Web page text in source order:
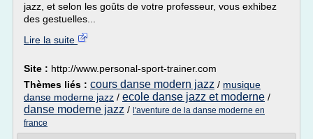
jazz, et selon les goûts de votre professeur, vous exhibez
des gestuelles...
Lire la suite
Site : http://www.personal-sport-trainer.com
Thèmes liés : cours danse modern jazz / musique
danse moderne jazz / ecole danse jazz et moderne /
danse moderne jazz / l'aventure de la danse moderne en
france